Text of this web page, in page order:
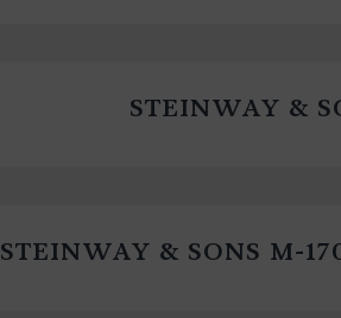
STEINWAY &
STEINWAY & SONS M-